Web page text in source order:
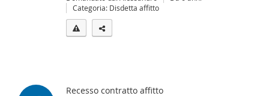
Categoria: Disdetta affitto
Recesso contratto affitto